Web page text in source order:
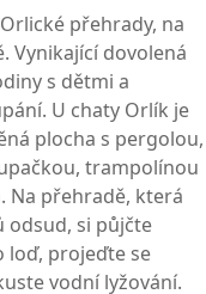
přehrady, na
Vynikající dovolená
s dětmi a
U chaty Orlík je
plocha s pergolou,
trampolínou
Na přehradě, která
odsud, si půjčte
loď, projeďte se
vodní lyžování.